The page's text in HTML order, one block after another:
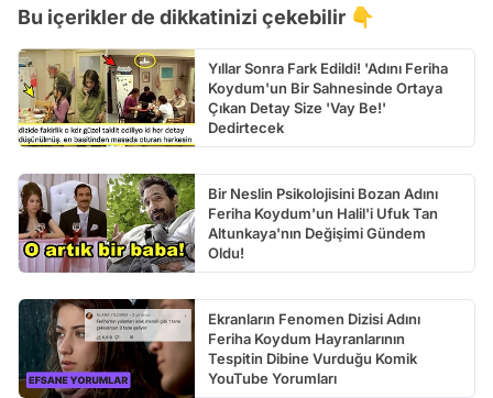
Bu içerikler de dikkatinizi çekebilir 👇
Yıllar Sonra Fark Edildi! 'Adını Feriha
Koydum'un Bir Sahnesinde Ortaya
Çıkan Detay Size 'Vay Be!'
Dedirtecek
Bir Neslin Psikolojisini Bozan Adını
Feriha Koydum'un Halil'i Ufuk Tan
Altunkaya'nın Değişimi Gündem
Oldu!
Ekranların Fenomen Dizisi Adını
Feriha Koydum Hayranlarının
Tespitin Dibine Vurduğu Komik
YouTube Yorumları